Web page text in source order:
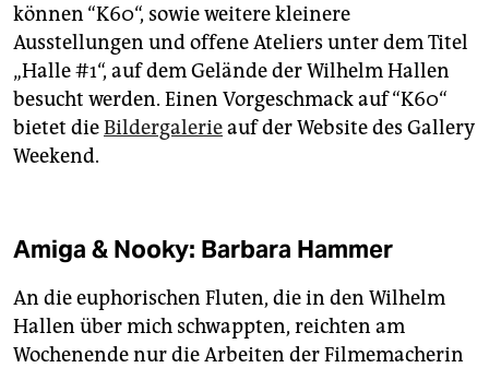
können “K60“, sowie weitere kleinere
Ausstellungen und offene Ateliers unter dem Titel
„Halle #1“, auf dem Gelände der Wilhelm Hallen
besucht werden. Einen Vorgeschmack auf “K60“
bietet dieBildergalerieauf der Website des Gallery
Weekend.
Amiga & Nooky: Barbara Hammer
An die euphorischen Fluten, die in den Wilhelm
Hallen über mich schwappten, reichten am
Wochenende nur die Arbeiten der Filmemacherin